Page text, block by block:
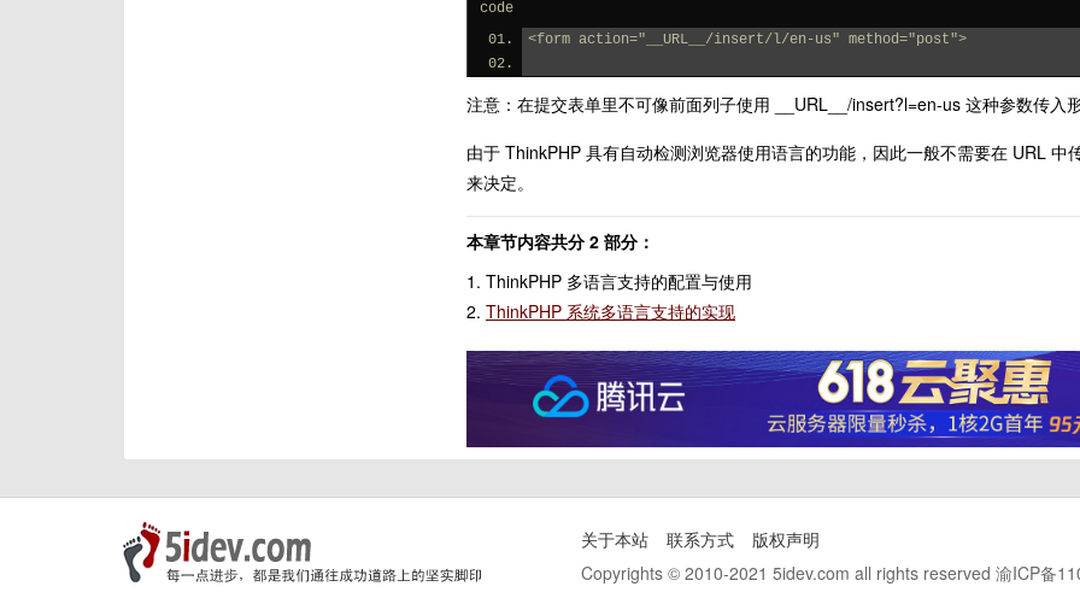
code
<form action="__URL__/insert/l/en-us" method="post">
注意：在提交表单里不可像前面列子使用 __URL__/insert?l=en-us 这种参数传入
由于 ThinkPHP 具有自动检测浏览器使用语言的功能，因此一般不需要在 URL
来决定。
本章节内容共分 2 部分：
1. ThinkPHP 多语言支持的配置与使用
2. ThinkPHP 系统多语言支持的实现
关于本站 联系方式
版权声明
Copyrights © 2010-2021 5idev.com all rights reserved 渝ICP备